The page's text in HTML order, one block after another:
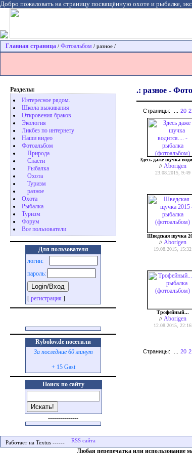
Добро пожаловать на страницу посвящённую охоте и рыбалке,
Главная страница / Фотоальбом / разное /
Разделы:
Интересное рядом.
Школа выживания
Откровения браков
Экология
Ликбез по интернету
Наши видео
Фотоальбом
Природа
Cнасти
Рыбалка
Охота
Туризм
разное
Охота
Pыбалка
Туризм
Форум
Все пользователи
Для пользователя
логин:
пароль:
[ регистрация ]
Rybolov.de посетили
За последние 60 минут
+ 15 Gast
Поиск по сайту
---------------
.: разное -
Страницы: 20
Здесь даже щучка
// Aborigen
23.08.2015, 9:49
Шведская щучка
// Aborigen
19.08.2015, 15:32
Трофейный...
// Aborigen
12.08.2015, 22:16
Страницы: 20
Работает на Textus ------
Любая перепечатка или использование